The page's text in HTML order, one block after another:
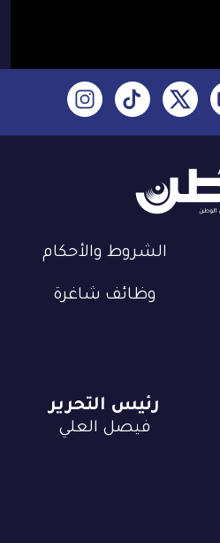
الشروط والأحكام
وظائف شاغرة
رئيس التحرير
فيصل العلي